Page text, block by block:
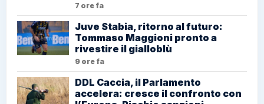
7 ore fa
Juve Stabia, ritorno al futuro:
Tommaso Maggioni pronto a
rivestire il gialloblù
9 ore fa
DDL Caccia, il Parlamento
accelera: cresce il confronto con